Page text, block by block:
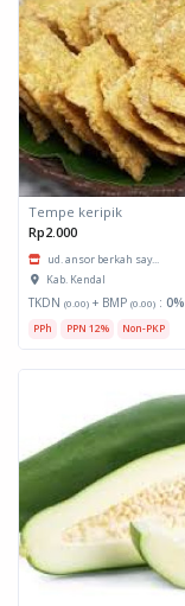
Tempe keripik
Rp2.000
ud. ansor berkah say...
Kab. Kendal
TKDN (0.00) + BMP (0.00) : 0%
PPh PPN 12% Non-PKP